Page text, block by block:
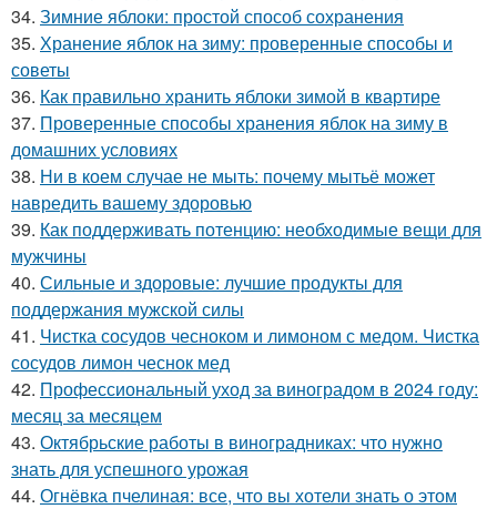
34. Зимние яблоки: простой способ сохранения
35. Хранение яблок на зиму: проверенные способы и
советы
36. Как правильно хранить яблоки зимой в квартире
37. Проверенные способы хранения яблок на зиму в
домашних условиях
38. Ни в коем случае не мыть: почему мытьё может
навредить вашему здоровью
39. Как поддерживать потенцию: необходимые вещи для
мужчины
40. Сильные и здоровые: лучшие продукты для
поддержания мужской силы
41. Чистка сосудов чесноком и лимоном с медом. Чистка
сосудов лимон чеснок мед
42. Профессиональный уход за виноградом в 2024 году:
месяц за месяцем
43. Октябрьские работы в виноградниках: что нужно
знать для успешного урожая
44. Огнёвка пчелиная: все, что вы хотели знать о этом